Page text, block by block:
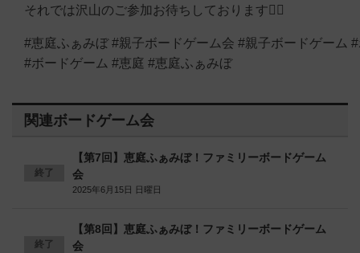
それでは沢山のご参加お待ちしております🙂‍↕️
#恵庭ふぁみぼ #親子ボードゲーム会 #親子ボードゲーム
#ボードゲーム #恵庭 #恵庭ふぁみぼ
関連ボードゲーム会
終了
【第7回】恵庭ふぁみぼ！ファミリーボードゲーム
会
2025年6月15日 日曜日
終了
【第8回】恵庭ふぁみぼ！ファミリーボードゲーム
会